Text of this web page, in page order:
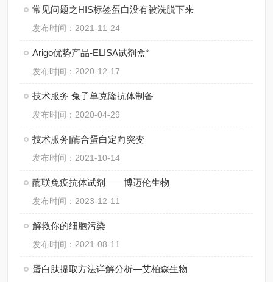
常见问题之HIS标签蛋白没有被洗脱下来
发布时间：2021-11-24
Arigo优势产品-ELISA试剂盒*
发布时间：2020-12-17
技术服务 兔子单克隆抗体制备
发布时间：2020-04-29
技术服务|酶合蛋白定向突变
发布时间：2021-10-14
酶联免疫抗体试剂——博迈伦生物
发布时间：2023-12-11
解救你的细胞污染
发布时间：2021-08-11
蛋白肽提取方法详解分析—艾柏森生物